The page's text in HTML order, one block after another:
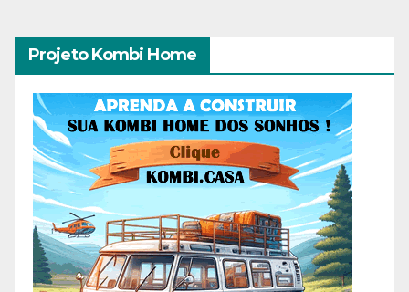
Projeto Kombi Home